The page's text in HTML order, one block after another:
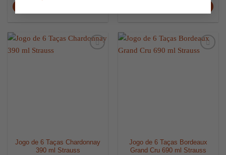
899,00 R$
Jogo de 6 Taças Chardonnay
390 ml Strauss
Jogo de 6 Taças Bordeaux
Grand Cru 690 ml Strauss